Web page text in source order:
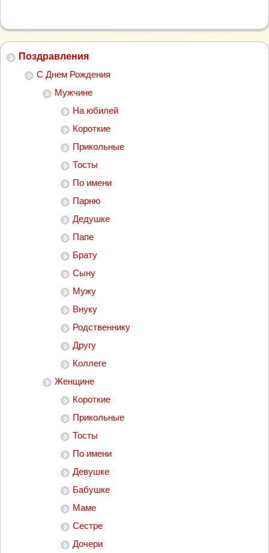
Поздравления
С Днем Рождения
Мужчине
На юбилей
Короткие
Прикольные
Тосты
По имени
Парню
Дедушке
Папе
Брату
Сыну
Мужу
Внуку
Родственнику
Другу
Коллеге
Женщине
Короткие
Прикольные
Тосты
По имени
Девушке
Бабушке
Маме
Сестре
Дочери